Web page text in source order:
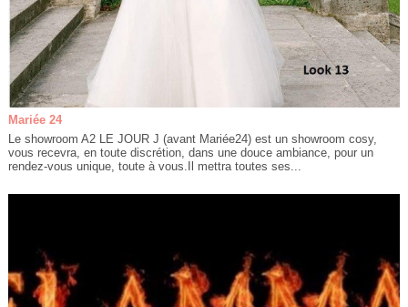
Mariée 24
Le showroom A2 LE JOUR J (avant Mariée24) est un showroom cosy,
vous recevra, en toute discrétion, dans une douce ambiance, pour un
rendez-vous unique, toute à vous.Il mettra toutes ses...